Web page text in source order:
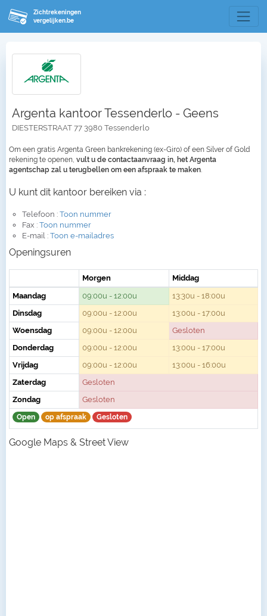
Zichtrekeningen
vergelijken.be
Argenta kantoor Tessenderlo - Geens
DIESTERSTRAAT 77 3980 Tessenderlo
Om een gratis Argenta Green bankrekening (ex-Giro) of een Silver of Gold
rekening te openen, vult u de contactaanvraag in, het Argenta
agentschap zal u terugbellen om een afspraak te maken
U kunt dit kantoor bereiken via :
Telefoon : Toon nummer
Fax : Toon nummer
E-mail : Toon e-mailadres
Openingsuren
Morgen
Middag
Maandag
09:00u - 12:00u
13:30u - 18:00u
Dinsdag
09:00u - 12:00u
13:00u - 17:00u
Woensdag
09:00u - 12:00u
Gesloten
Donderdag
09:00u - 12:00u
13:00u - 17:00u
Vrijdag
09:00u - 12:00u
13:00u - 16:00u
Zaterdag
Gesloten
Zondag
Gesloten
Open op afspraak Gesloten
Google Maps & Street View